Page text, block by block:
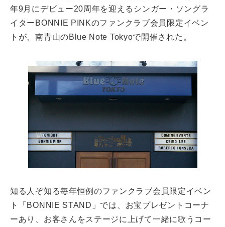
年9月にデビュー20周年を迎えるシンガー・ソングラ
イターBONNIE PINKのファンクラブ会員限定イベン
トが、南青山のBlue Note Tokyoで開催された。
知る人ぞ知る毎年恒例のファンクラブ会員限定イベン
ト「BONNIE STAND」では、お宝プレゼントコーナ
ーあり、お客さんをステージに上げて一緒に歌うコー